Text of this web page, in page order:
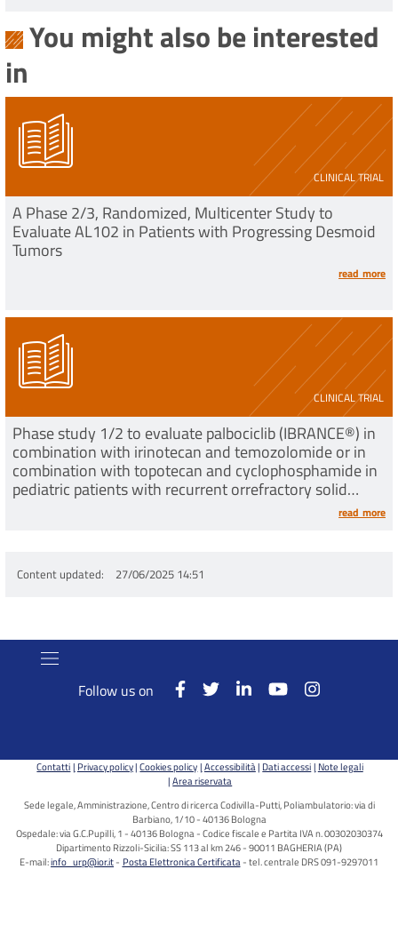
You might also be interested
in
CLINICAL TRIAL
A Phase 2/3, Randomized, Multicenter Study to
Evaluate AL102 in Patients with Progressing Desmoid
Tumors
read more
CLINICAL TRIAL
Phase study 1/2 to evaluate palbociclib (IBRANCE®) in
combination with irinotecan and temozolomide or in
combination with topotecan and cyclophosphamide in
pediatric patients with recurrent orrefractory solid
read more
Content updated 27/06/2025 14:51
Follow us on
Contatti Privacy policy Cookies policy Accessibilità Dati accessi Note legali
Area riservata
Sede legale, Amministrazione, Centro di ricerca Codivilla-Putti, Poliambulatorio: via di
Barbiano, 1/10 - 40136 Bologna
Ospedale: via G.C.Pupilli, 1 - 40136 Bologna - Codice fiscale e Partita IVA n. 00302030374
Dipartimento Rizzoli-Sicilia: SS 113 al km 246 - 90011 BAGHERIA (PA)
E-mail:info_urp@ior.it Posta Elettronica Certificata tel. centrale DRS 091-9297011